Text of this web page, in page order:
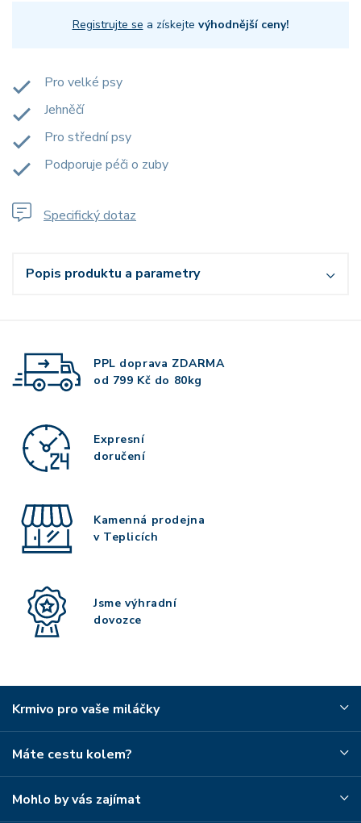
Registrujte se a získejte výhodnější ceny!
Pro velké psy
Jehněčí
Pro střední psy
Podporuje péči o zuby
Specifický dotaz
Popis produktu a parametry
PPL doprava ZDARMA
od 799 Kč do 80kg
Expresní
doručení
Kamenná prodejna
v Teplicích
Jsme výhradní
dovozce
Krmivo pro vaše miláčky
Máte cestu kolem?
Mohlo by vás zajímat